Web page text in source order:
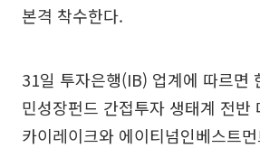
본격 착수한다.
31일 투자은행(IB) 업계에 따르면
민성장펀드 간접투자 생태계 전반
카이레이크와 에이티넘인베스트